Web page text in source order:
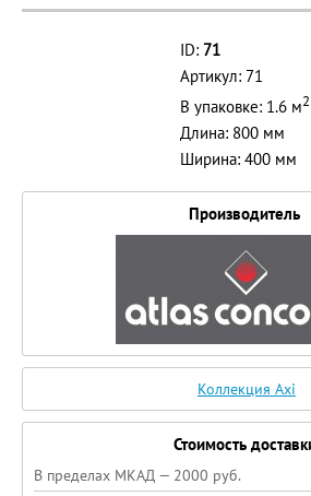
ID: 71
Артикул: 71
В упаковке: 1.6 м2
Длина: 800 мм
Ширина: 400 мм
Производитель
Коллекция Axi
Стоимость
В пределах МКАД — 2000 руб.